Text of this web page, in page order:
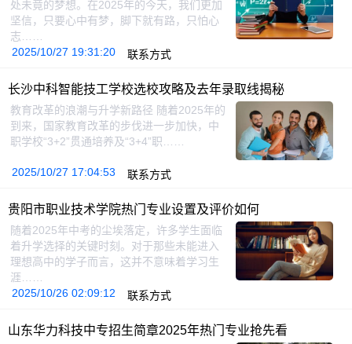
处未竟的梦想。在2025年的今天，我们更加
坚信，只要心中有梦，脚下就有路，只怕心
志……
2025/10/27 19:31:20
联系方式
长沙中科智能技工学校选校攻略及去年录取线揭秘
教育改革的浪潮与升学新路径 随着2025年的
到来，国家教育改革的步伐进一步加快，中
职学校“3+2”贯通培养及“3+4”职……
2025/10/27 17:04:53 联系方式
贵阳市职业技术学院热门专业设置及评价如何
随着2025年中考的尘埃落定，许多学生面临
着升学选择的关键时刻。对于那些未能进入
理想高中的学子而言，这并不意味着学习生
涯……
2025/10/26 02:09:12
联系方式
山东华力科技中专招生简章2025年热门专业抢先看